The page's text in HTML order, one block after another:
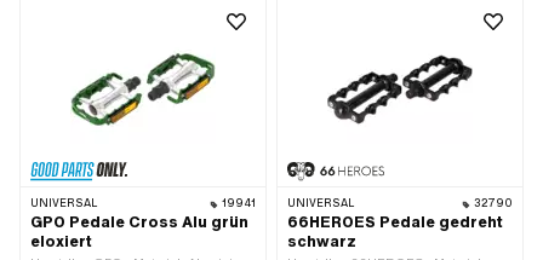
UNIVERSAL 19941
GPO Pedale Cross Alu grün
eloxiert
UNIVERSAL 32790
66HEROES Pedale gedreht
schwarz